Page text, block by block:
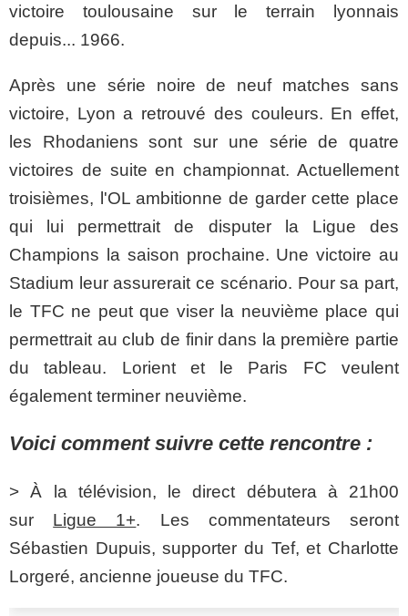
victoire toulousaine sur le terrain lyonnais
depuis... 1966.
Après une série noire de neuf matches sans
victoire, Lyon a retrouvé des couleurs. En effet,
les Rhodaniens sont sur une série de quatre
victoires de suite en championnat. Actuellement
troisièmes, l'OL ambitionne de garder cette place
qui lui permettrait de disputer la Ligue des
Champions la saison prochaine. Une victoire au
Stadium leur assurerait ce scénario. Pour sa part,
le TFC ne peut que viser la neuvième place qui
permettrait au club de finir dans la première partie
du tableau. Lorient et le Paris FC veulent
également terminer neuvième.
Voici comment suivre cette rencontre :
> À la télévision, le direct débutera à 21h00
sur Ligue 1+. Les commentateurs seront
Sébastien Dupuis, supporter du Tef, et Charlotte
Lorgeré, ancienne joueuse du TFC.